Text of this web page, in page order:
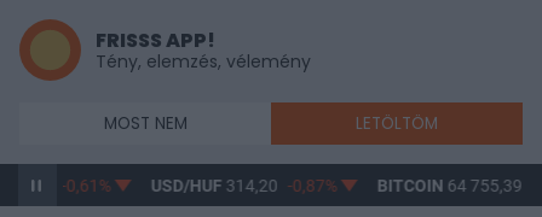
FRISSS APP!
Tény, elemzés, vélemény
MOST NEM LETÖLTÖM
-0,61% USD/HUF314,20 -0,87% BITCOIN64 755,39